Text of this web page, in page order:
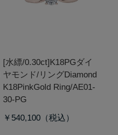
[水縹/0.30ct]K18PGダイ
ヤモンド/リングDiamond
K18PinkGold Ring/AE01-
30-PG
￥540,100